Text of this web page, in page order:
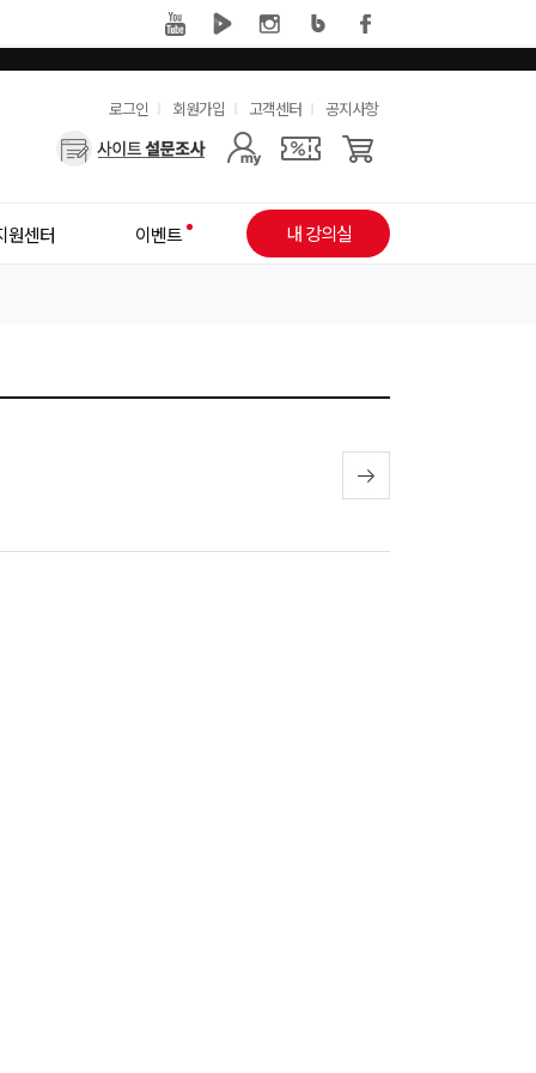
유
용
로그인 회원가입 고객센터 공지사항
사
원센터 이벤트 내 강의실